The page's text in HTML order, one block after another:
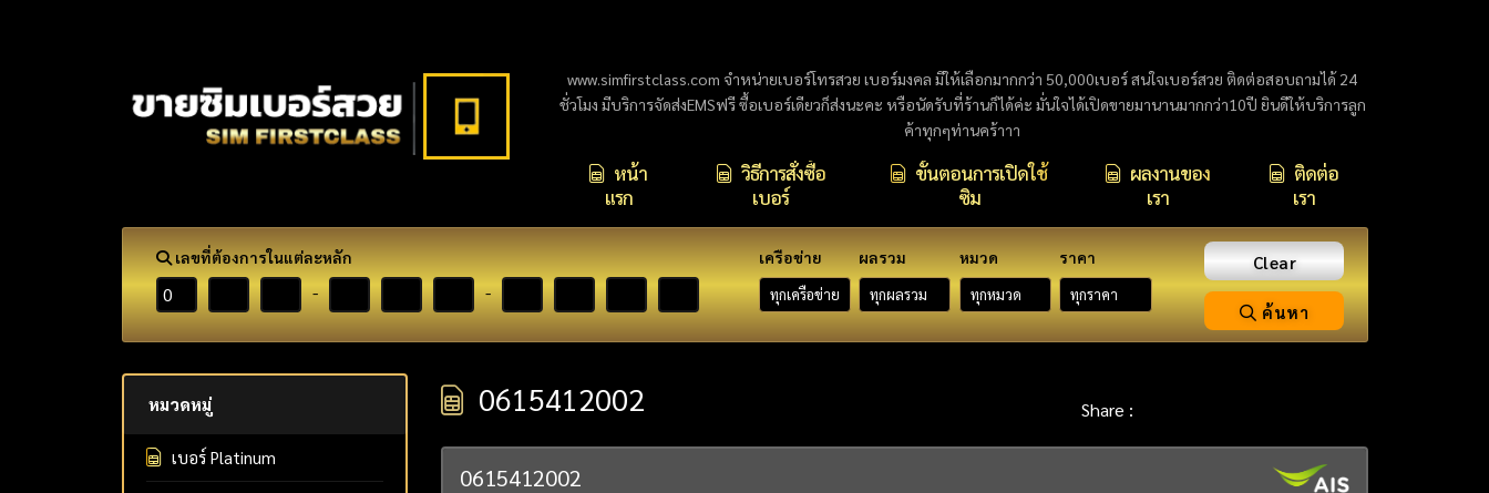
www.simfirstclass.com จำหน่ายเบอร์โทรสวย เบอร์มงคล มีให้เลือกมากกว่า 50,000เบอร์ สนใจเบอร์สวย ติดต่อสอบถามได้ 24
ชั่วโมง มีบริการจัดส่งEMSฟรี ซื้อเบอร์เดียวก็ส่งนะคะ หรือนัดรับที่ร้านก็ได้ค่ะ มั่นใจได้เปิดขายมานานมากกว่า10ปี ยินดีให้บริการลูก
ค้าทุกๆท่านคร้าาา
หน้า
แรก
วิธีการสั่งซื้อ
เบอร์
ขั้นตอนการเปิดใช้
ซิม
ผลงานของ
เรา
ติดต่อ
เรา
เลขที่ต้องการในแต่ละหลัก
- -
เครือข่าย ผลรวม หมวด ราคา Clear
ค้นหา
หมวดหมู่
เบอร์ Platinum
0615412002 Share :
0615412002